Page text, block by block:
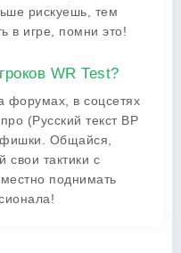
рискуешь, тем
в игре, помни это!
WR Test?
форумах, в соцсетях
(Русский текст ВР
Общайся,
свои тактики с
поднимать